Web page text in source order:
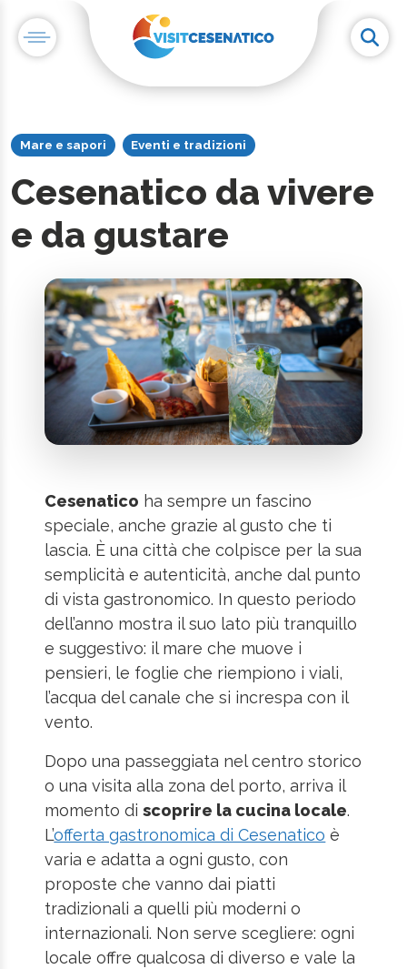
Mare e sapori Eventi e tradizioni
Cesenatico da vivere
e da gustare
Cesenatico ha sempre un fascino
speciale, anche grazie al gusto che ti
lascia. È una città che colpisce per la sua
semplicità e autenticità, anche dal punto
di vista gastronomico. In questo periodo
dell’anno mostra il suo lato più tranquillo
e suggestivo: il mare che muove i
pensieri, le foglie che riempiono i viali,
l’acqua del canale che si increspa con il
vento.
Dopo una passeggiata nel centro storico
o una visita alla zona del porto, arriva il
momento discoprire la cucina locale.
L’offerta gastronomica di Cesenatico è
varia e adatta a ogni gusto, con
proposte che vanno dai piatti
tradizionali a quelli più moderni o
internazionali. Non serve scegliere: ogni
locale offre qualcosa di diverso e vale la